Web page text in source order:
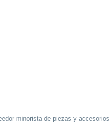
minorista de piezas y